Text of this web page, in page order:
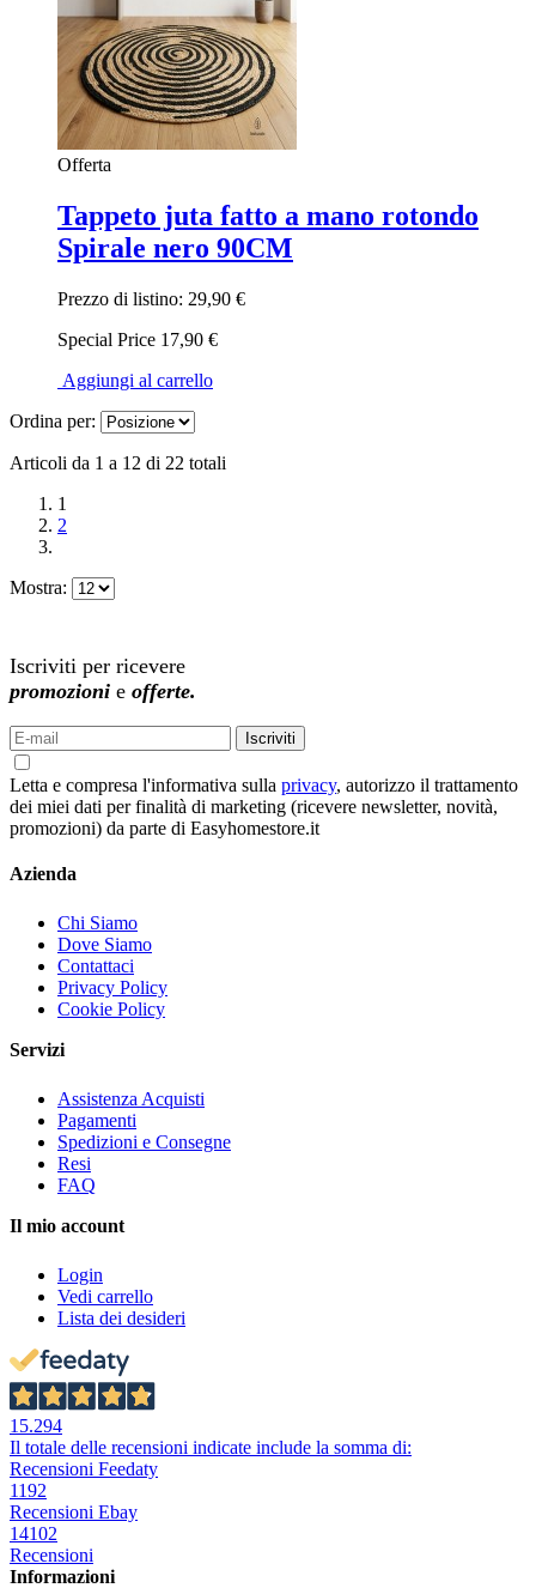
Offerta
Tappeto juta fatto a mano rotondo
Spirale nero 90CM
Prezzo di listino: 29,90 €
Special Price 17,90 €
Aggiungi al carrello
Ordina per:
Articoli da 1 a 12 di 22 totali
1
2
Mostra:
Iscriviti per ricevere
promozioni e offerte.
Iscriviti
Letta e compresa l'informativa sulla privacy, autorizzo il trattamento
dei miei dati per finalità di marketing (ricevere newsletter, novità,
promozioni) da parte di Easyhomestore.it
Azienda
Chi Siamo
Dove Siamo
Contattaci
Privacy Policy
Cookie Policy
Servizi
Assistenza Acquisti
Pagamenti
Spedizioni e Consegne
Resi
FAQ
Il mio account
Login
Vedi carrello
Lista dei desideri
15.294
Il totale delle recensioni indicate include la somma di:
Recensioni Feedaty
1192
Recensioni Ebay
14102
Recensioni
Informazioni